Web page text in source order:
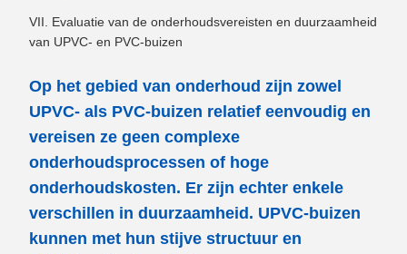
VII. Evaluatie van de onderhoudsvereisten en duurzaamheid
van UPVC- en PVC-buizen
Op het gebied van onderhoud zijn zowel
UPVC- als PVC-buizen relatief eenvoudig en
vereisen ze geen complexe
onderhoudsprocessen of hoge
onderhoudskosten. Er zijn echter enkele
verschillen in duurzaamheid. UPVC-buizen
kunnen met hun stijve structuur en